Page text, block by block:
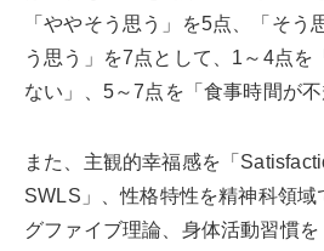
「ややそう思う」を5点、「そう
う思う」を7点として、1～4点を
ない」、5～7点を「食事時間が不
また、主観的幸福感を「
SWLS」、性格特性を精神科領域
グファイブ理論、身体活動習慣